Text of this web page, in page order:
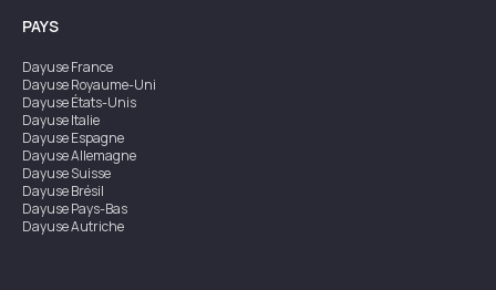
PAYS
DayuseFrance
DayuseRoyaume-Uni
DayuseÉtats-Unis
DayuseItalie
DayuseEspagne
DayuseAllemagne
DayuseSuisse
DayuseBrésil
DayusePays-Bas
DayuseAutriche